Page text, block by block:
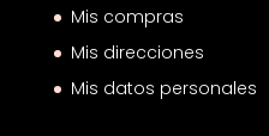
Mis compras
Mis direcciones
Mis datos personales